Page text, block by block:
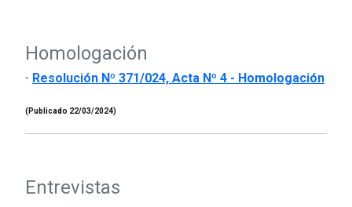
Homologación
- Resolución Nº 371/024, Acta Nº 4 - Homologación
(Publicado 22/03/2024)
Entrevistas